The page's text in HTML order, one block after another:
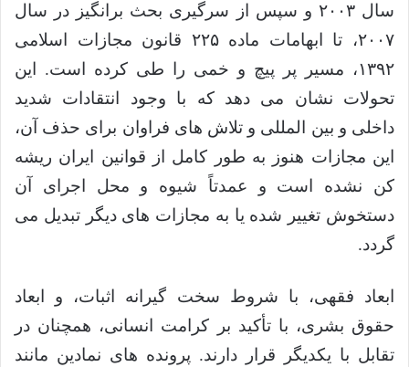
سال ۲۰۰۳ و سپس از سرگیری بحث برانگیز در سال
۲۰۰۷، تا ابهامات ماده ۲۲۵ قانون مجازات اسلامی
۱۳۹۲، مسیر پر پیچ و خمی را طی کرده است. این
تحولات نشان می دهد که با وجود انتقادات شدید
داخلی و بین المللی و تلاش های فراوان برای حذف آن،
این مجازات هنوز به طور کامل از قوانین ایران ریشه
کن نشده است و عمدتاً شیوه و محل اجرای آن
دستخوش تغییر شده یا به مجازات های دیگر تبدیل می
گردد.
ابعاد فقهی، با شروط سخت گیرانه اثبات، و ابعاد
حقوق بشری، با تأکید بر کرامت انسانی، همچنان در
تقابل با یکدیگر قرار دارند. پرونده های نمادین مانند